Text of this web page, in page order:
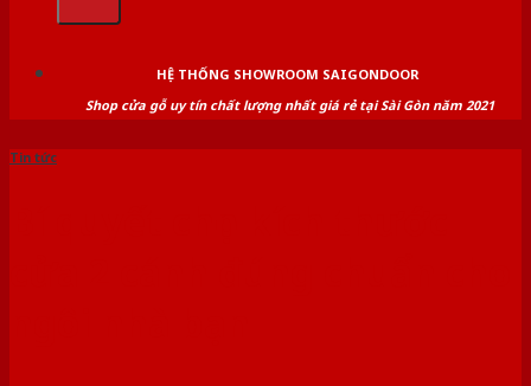
HỆ THỐNG SHOWROOM SAIGONDOOR
Shop cửa gỗ uy tín chất lượng nhất giá rẻ tại Sài Gòn năm 2021
Tin tức